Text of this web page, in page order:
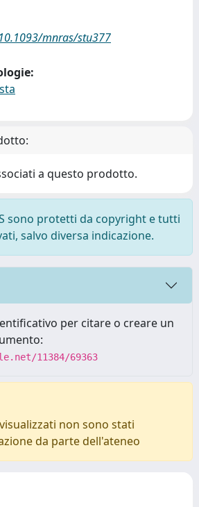
mnras/stu377
a questo prodotto.
sono protetti da copyright e tutti
salvo diversa indicazione.
per citare o creare un
11384/69363
non sono stati
da parte dell'ateneo